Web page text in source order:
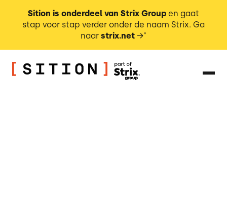
Sition is onderdeel van Strix Group en gaat
stap voor stap verder onder de naam Strix. Ga
naar strix.net →"